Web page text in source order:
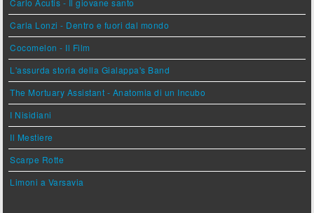
Carlo Acutis - Il giovane santo
Carla Lonzi - Dentro e fuori dal mondo
Cocomelon - Il Film
L'assurda storia della Gialappa's Band
The Mortuary Assistant - Anatomia di un Incubo
I Nisidiani
Il Mestiere
Scarpe Rotte
Limoni a Varsavia